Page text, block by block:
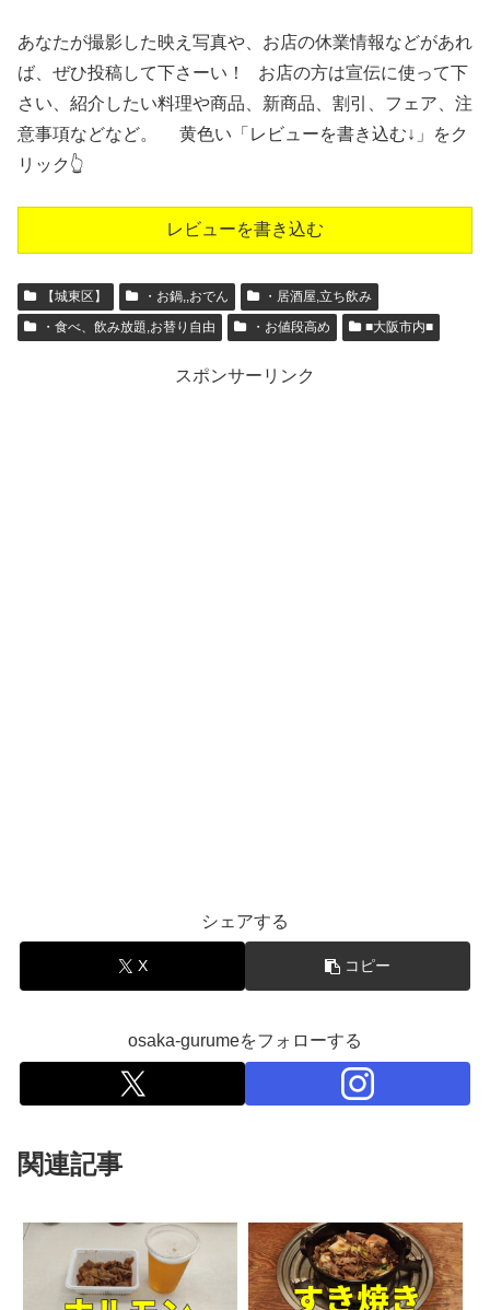
あなたが撮影した映え写真や、お店の休業情報などがあれ
ば、ぜひ投稿して下さーい！ お店の方は宣伝に使って下
さい、紹介したい料理や商品、新商品、割引、フェア、注
意事項などなど。 黄色い「レビューを書き込む↓」をク
リック👆
レビューを書き込む
【城東区】 ・お鍋,,おでん
・居酒屋,立ち飲み
・食べ、飲み放題,お替り自由
・お値段高め ■大阪市内■
スポンサーリンク
シェアする
X コピー
osaka-gurumeをフォローする
関連記事